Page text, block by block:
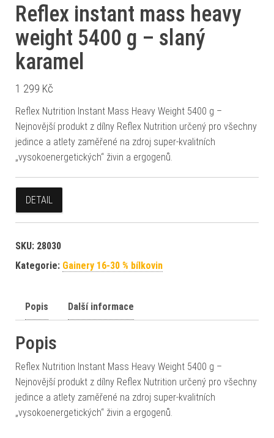
Reflex instant mass heavy
weight 5400 g – slaný
karamel
1 299 Kč
Reflex Nutrition Instant Mass Heavy Weight 5400 g –
Nejnovější produkt z dílny Reflex Nutrition určený pro všechny
jedince a atlety zaměřené na zdroj super-kvalitních
„vysokoenergetických“ živin a ergogenů.
DETAIL
SKU: 28030
Kategorie: Gainery 16-30 % bílkovin
Popis Další informace
Popis
Reflex Nutrition Instant Mass Heavy Weight 5400 g –
Nejnovější produkt z dílny Reflex Nutrition určený pro všechny
jedince a atlety zaměřené na zdroj super-kvalitních
„vysokoenergetických“ živin a ergogenů.